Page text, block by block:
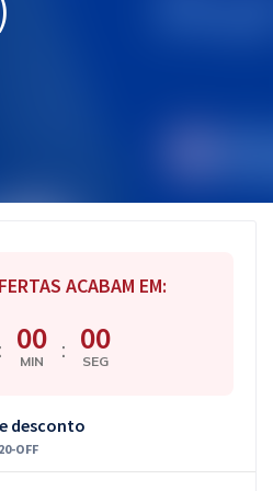
ACABAM EM:
: 00
MIN : 00
SEG
desconto
OFF